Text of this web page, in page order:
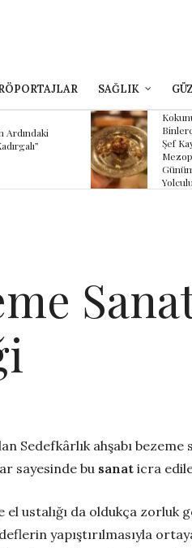
SAĞLIK
Kokunun Ayak İzinde
Binlerce Yıllık Bir Sofra:
Şef Kayhan Tarhan ile
Mezopotamya’dan
Günümüze Gastronomi
Sedefkârlık ahşabı
sayesinde bu sanat icra
el ustalığı da oldukça zorluk
yapıştırılmasıyla